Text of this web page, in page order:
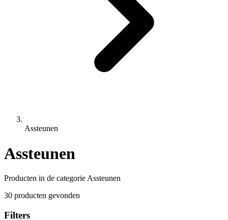
Assteunen
Assteunen
Producten in de categorie Assteunen
30 producten gevonden
Filters